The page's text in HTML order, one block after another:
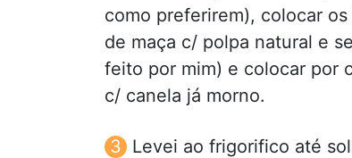
como preferirem), colocar
de maça c/ polpa natural e
feito por mim) e colocar por
c/ canela já morno.
Levei ao frigorifico até